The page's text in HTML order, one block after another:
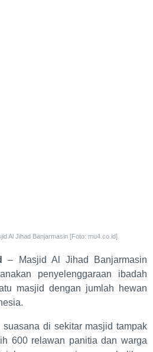
Al Jihad Banjarmasin [Foto: mu4.co.id]
– Masjid Al Jihad Banjarmasin
penyelenggaraan ibadah
masjid dengan jumlah hewan
suasana di sekitar masjid tampak
600 relawan panitia dan warga